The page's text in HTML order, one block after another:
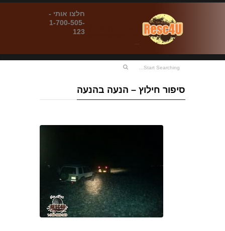
חלצו אותי -
1-700-505-
123
סיפור חילוץ – הנעה בהנעה